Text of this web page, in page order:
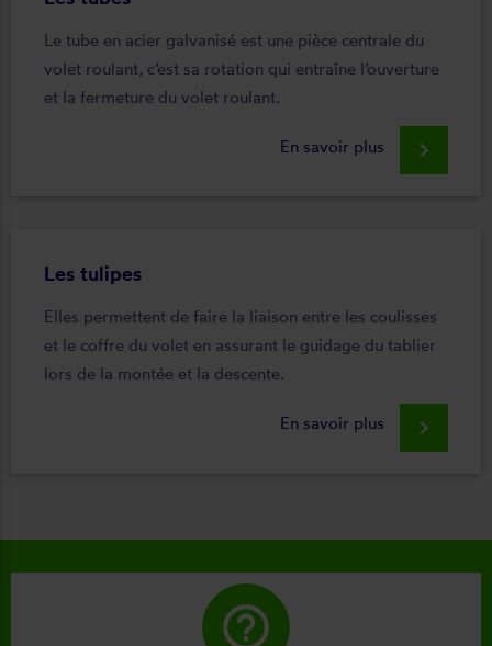
Le tube en acier galvanisé est une pièce centrale du
volet roulant, c’est sa rotation qui entraîne l’ouverture
et la fermeture du volet roulant.
En savoir plus keyboard_arrow_right
Les tulipes
Elles permettent de faire la liaison entre les coulisses
et le coffre du volet en assurant le guidage du tablier
lors de la montée et la descente.
En savoir plus keyboard_arrow_right
help_outline